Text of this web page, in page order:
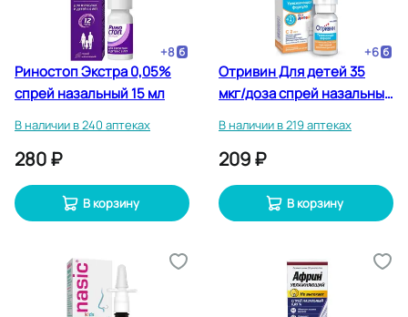
+8
Риностоп Экстра 0,05%
спрей назальный 15 мл
В наличии в 240 аптеках
280 ₽
В корзину
+6
Отривин Для детей 35
мкг/доза спрей назальный
В наличии в 219 аптеках
209 ₽
В корзину